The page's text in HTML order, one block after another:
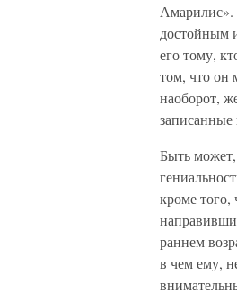
Амарилис».
достойным
его тому,
том, что он
наоборот,
записанные
Быть
кроме
раннем
в чем ему,